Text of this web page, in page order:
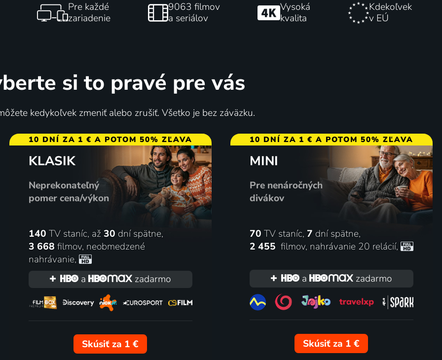
Pre každé
zariadenie
9063 filmov
a seriálov
Vysoká
kvalita
Kdekoľvek
v EÚ
si to pravé pre vás
kedykoľvek zmeniť alebo zrušiť. Všetko je bez záväzku.
10 DNÍ ZA 1 € A POTOM 50% ZĽAVA
KLASIK
Neprekonateľný
pomer cena/výkon
140 TV staníc, až 30 dní spätne,
3 668 filmov, neobmedzené
nahrávanie,
a
zadarmo
Skúsiť za 1 €
10 DNÍ ZA 1 € A POTOM 50% ZĽAVA
MINI
Pre nenáročných
divákov
70 TV staníc, 7 dní spätne,
2 455 filmov, nahrávanie 20 relácií,
a zadarmo
Skúsiť za 1 €